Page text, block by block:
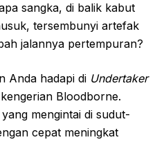
sangka, di balik kabut
tersembunyi artefak
jalannya pertempuran?
Anda hadapi di Undertaker
Bloodborne.
mengintai di sudut-
cepat meningkat